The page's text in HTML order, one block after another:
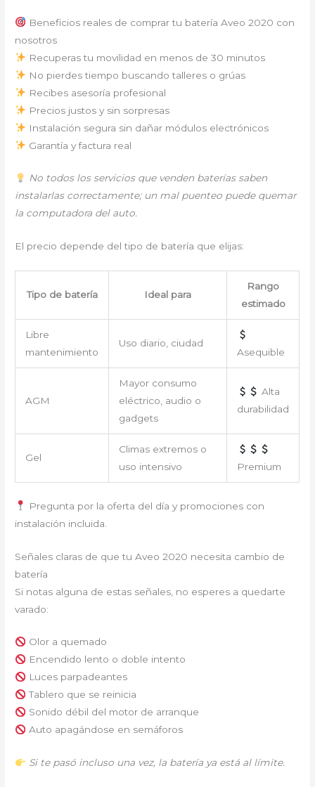
Beneficios reales de comprar tu batería Aveo 2020 con
nosotros
Recuperas tu movilidad en menos de 30 minutos
No pierdes tiempo buscando talleres o grúas
Recibes asesoría profesional
Precios justos y sin sorpresas
Instalación segura sin dañar módulos electrónicos
Garantía y factura real
No todos los servicios que venden baterías saben
instalarlas correctamente; un mal puenteo puede quemar
la computadora del auto.
El precio depende del tipo de batería que elijas:
Tipo de batería Ideal para
Rango
estimado
Libre
mantenimiento
Uso diario, ciudad
Asequible
AGM
Mayor consumo
eléctrico, audio o
gadgets
Alta
durabilidad
Gel
Climas extremos o
uso intensivo
Premium
Pregunta por la oferta del día y promociones con
instalación incluida.
Señales claras de que tu Aveo 2020 necesita cambio de
batería
Si notas alguna de estas señales, no esperes a quedarte
varado:
Olor a quemado
Encendido lento o doble intento
Luces parpadeantes
Tablero que se reinicia
Sonido débil del motor de arranque
Auto apagándose en semáforos
Si te pasó incluso una vez, la batería ya está al límite.